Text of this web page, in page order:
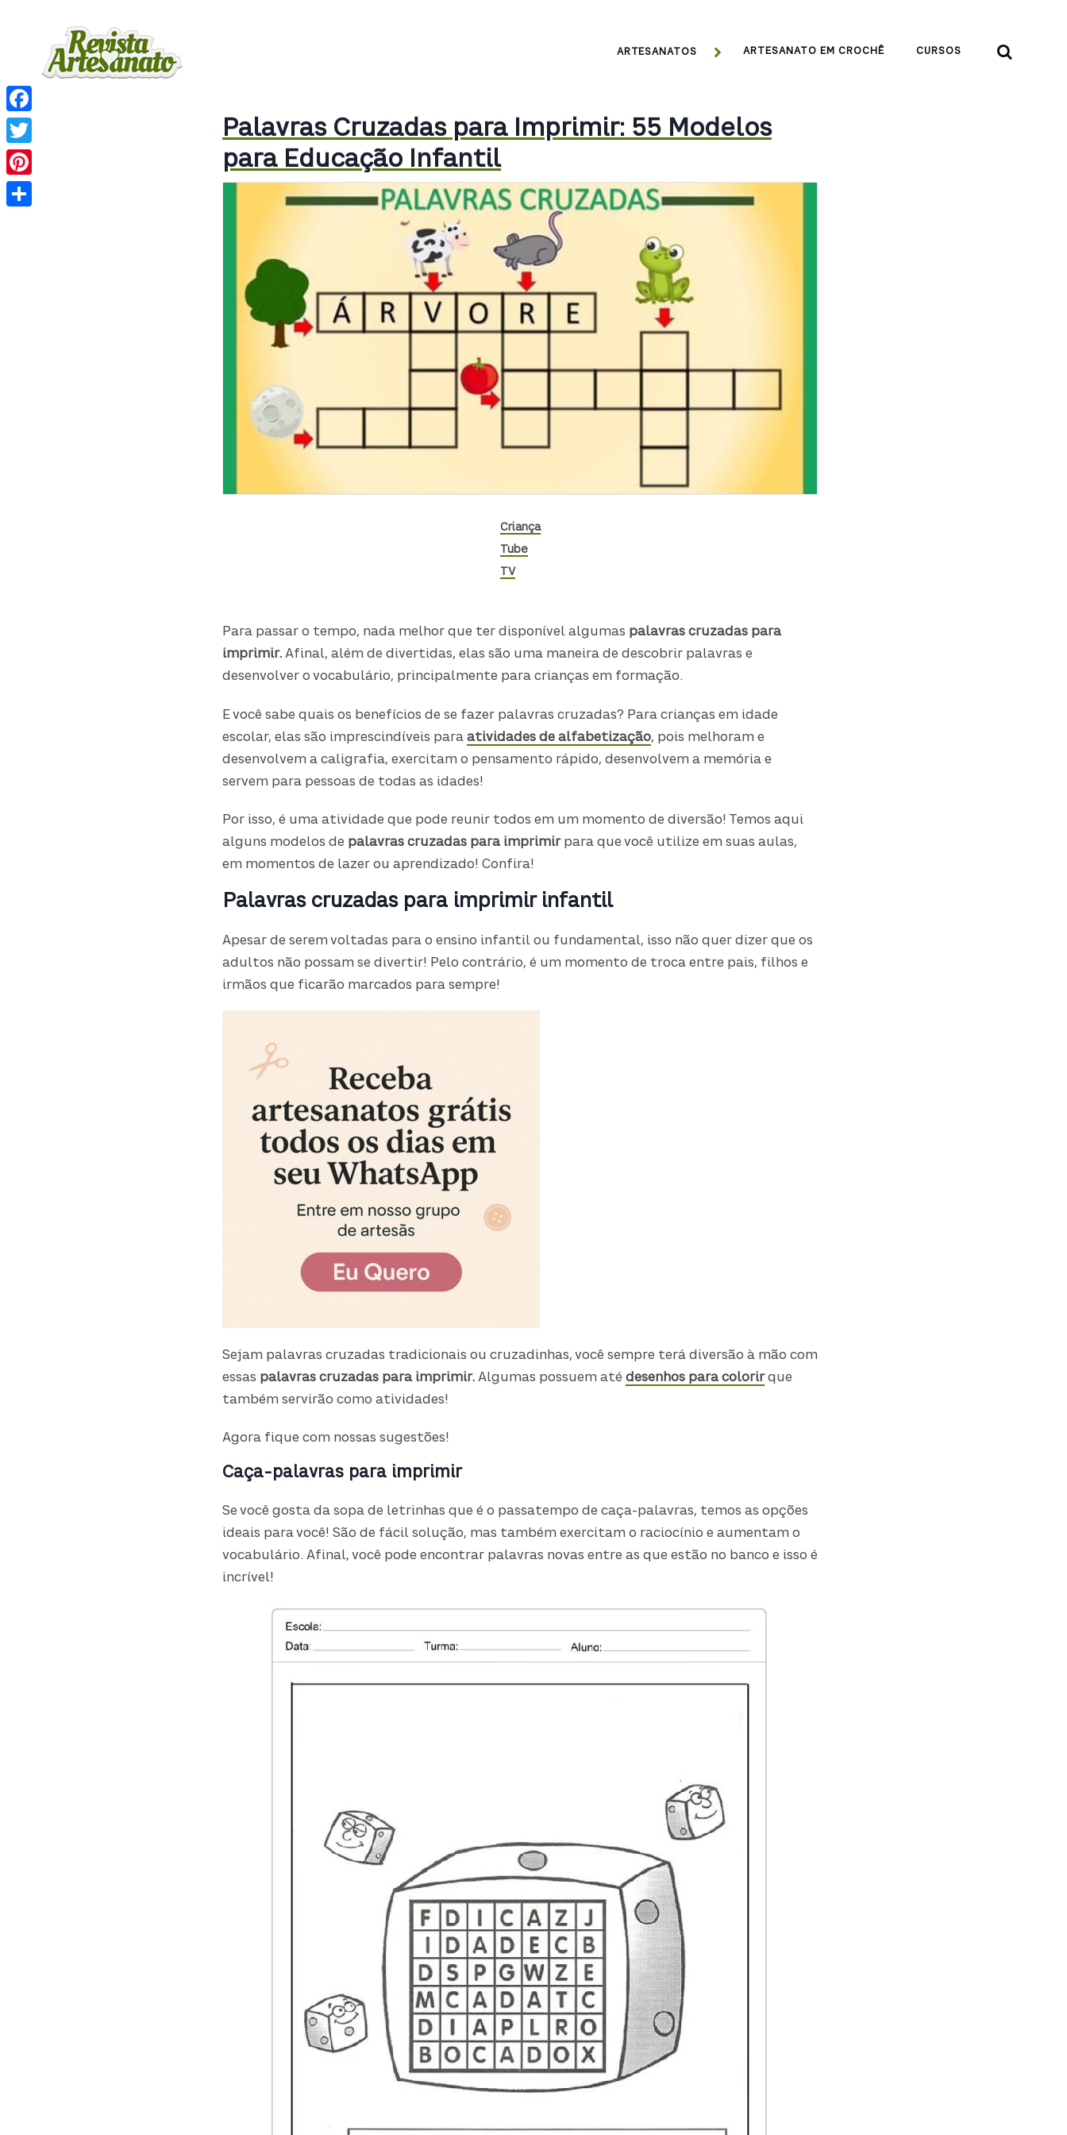
ARTESANATOS  ARTESANATO EM CROCHÊ CURSOS 
Palavras Cruzadas para Imprimir: 55 Modelos
para Educação Infantil
Criança
Tube
TV
Para passar o tempo, nada melhor que ter disponível algumas palavras cruzadas para
imprimir. Afinal, além de divertidas, elas são uma maneira de descobrir palavras e
desenvolver o vocabulário, principalmente para crianças em formação.
E você sabe quais os benefícios de se fazer palavras cruzadas? Para crianças em idade
escolar, elas são imprescindíveis para atividades de alfabetização, pois melhoram e
desenvolvem a caligrafia, exercitam o pensamento rápido, desenvolvem a memória e
servem para pessoas de todas as idades!
Por isso, é uma atividade que pode reunir todos em um momento de diversão! Temos aqui
alguns modelos de palavras cruzadas para imprimir para que você utilize em suas aulas,
em momentos de lazer ou aprendizado! Confira!
Palavras cruzadas para imprimir infantil
Apesar de serem voltadas para o ensino infantil ou fundamental, isso não quer dizer que os
adultos não possam se divertir! Pelo contrário, é um momento de troca entre pais, filhos e
irmãos que ficarão marcados para sempre!
Sejam palavras cruzadas tradicionais ou cruzadinhas, você sempre terá diversão à mão com
essas palavras cruzadas para imprimir. Algumas possuem até desenhos para colorirque
também servirão como atividades!
Agora fique com nossas sugestões!
Caça-palavras para imprimir
Se você gosta da sopa de letrinhas que é o passatempo de caça-palavras, temos as opções
ideais para você! São de fácil solução, mas também exercitam o raciocínio e aumentam o
vocabulário. Afinal, você pode encontrar palavras novas entre as que estão no banco e isso é
incrível!
Facebook
Twitter
Pinterest